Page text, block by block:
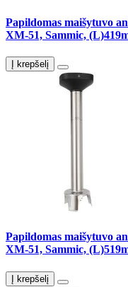
Papildomas maišytuvo
XM-51, Sammic,
Į krepšelį
Papildomas maišytuvo
XM-51, Sammic,
Į krepšelį